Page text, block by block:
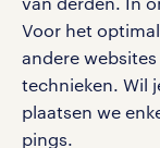
Voor het
andere
technieken. Wil
plaatsen we
pings.
social media
Volg ons voor
vacatures,